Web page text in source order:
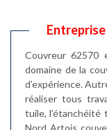
Couvreur 62570
domaine de la
d’expérience.
réaliser tous
tuile,
Nord Artois